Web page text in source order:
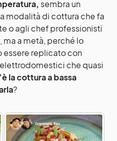
sembra un
modalità di cottura che fa
o agli chef professionisti
ma a metà, perché lo
replicato con
che quasi
la cottura a bassa
?